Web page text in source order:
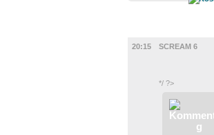
20:15
SCREAM 6
*/ ?>